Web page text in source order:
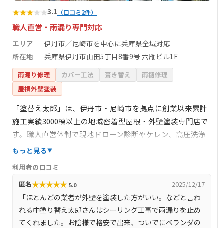
★★★★★3.1 （口コミ2件）
職人直営・雨漏り専門対応
エリア
伊丹市／尼崎市を中心に兵庫県全域対応
所在地
兵庫県伊丹市山田5丁目8番9号 六雁ビル1F
雨漏り修理 カバー工法 葺き替え
雨樋修理
屋根外壁塗装
「塗替え太郎」は、伊丹市・尼崎市を拠点に創業以来累計
施工実績3000棟以上の地域密着型屋根・外壁塗装専門店で
す。職人直営体制で現地ドローン診断やケレン、高圧洗浄
など丁寧な下地処理に注力し、遮熱・防水・雨漏り補修に
有し、カラーシミュレーションや10年保証制度などサポー
ト面も充実。見積りや現地調査が無料であること、職人の
マナーや仕上がりの丁寧さが口コミで評価され、安心して
依頼できる業者として信頼されています。
もっと見る
利用者の口コミ
匿名★★★★★ 5.0 2025/12/17
「ほとんどの業者が外壁を塗装した方がいい。などと言わ
れる中塗り替え太郎さんはシーリング工事で雨漏りを止め
てくれました。お陰様で格安で出来、ついでにベランダの